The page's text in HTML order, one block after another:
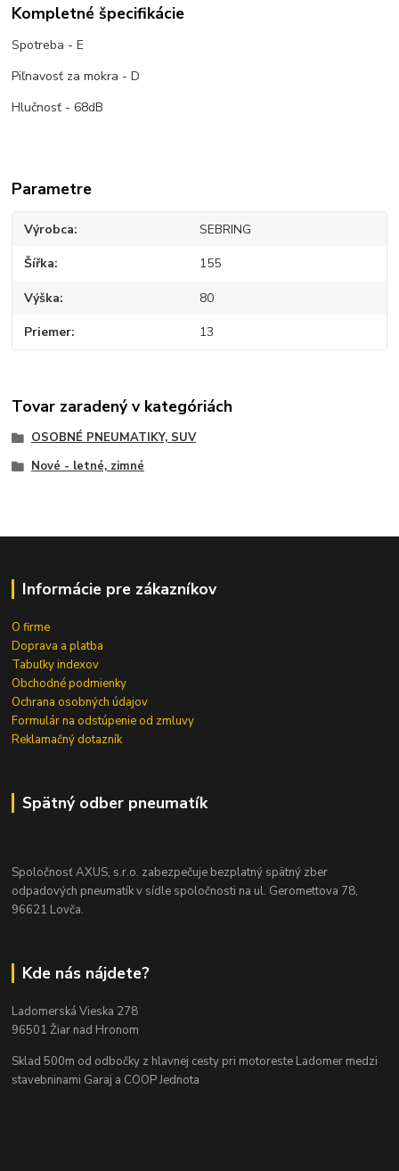
Kompletné špecifikácie
Spotreba - E
Piľnavosť za mokra - D
Hlučnosť - 68dB
Parametre
Výrobca SEBRING
Šířka 155
Výška 80
Priemer 13
Tovar zaradený v kategóriách
OSOBNÉ PNEUMATIKY, SUV
Nové - letné, zimné
Informácie pre zákazníkov
O firme
Doprava a platba
Tabuľky indexov
Obchodné podmienky
Ochrana osobných údajov
Formulár na odstúpenie od zmluvy
Reklamačný dotazník
Spätný odber pneumatík
Spoločnosť AXUS, s.r.o. zabezpečuje bezplatný spätný zber
odpadových pneumatík v sídle spoločnosti na ul. Geromettova 78,
96621 Lovča.
Kde nás nájdete?
Ladomerská Vieska 278
96501 Žiar nad Hronom
Sklad 500m od odbočky z hlavnej cesty pri motoreste Ladomer medzi
stavebninami Garaj a COOP Jednota